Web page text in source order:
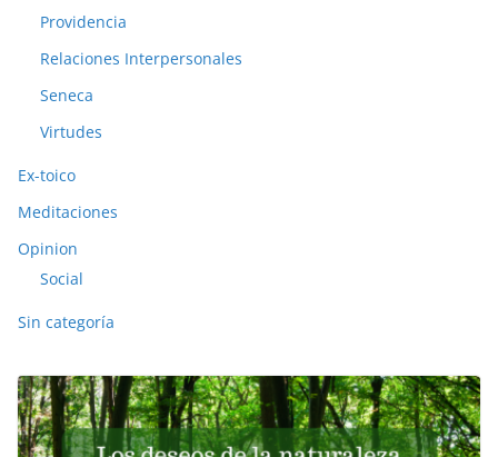
Providencia
Relaciones Interpersonales
Seneca
Virtudes
Ex-toico
Meditaciones
Opinion
Social
Sin categoría